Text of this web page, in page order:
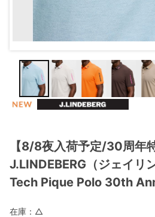
【8/8夜入荷予定/30周年
J.LINDEBERG（ジェイリ
Tech Pique Polo 30th
在庫： △